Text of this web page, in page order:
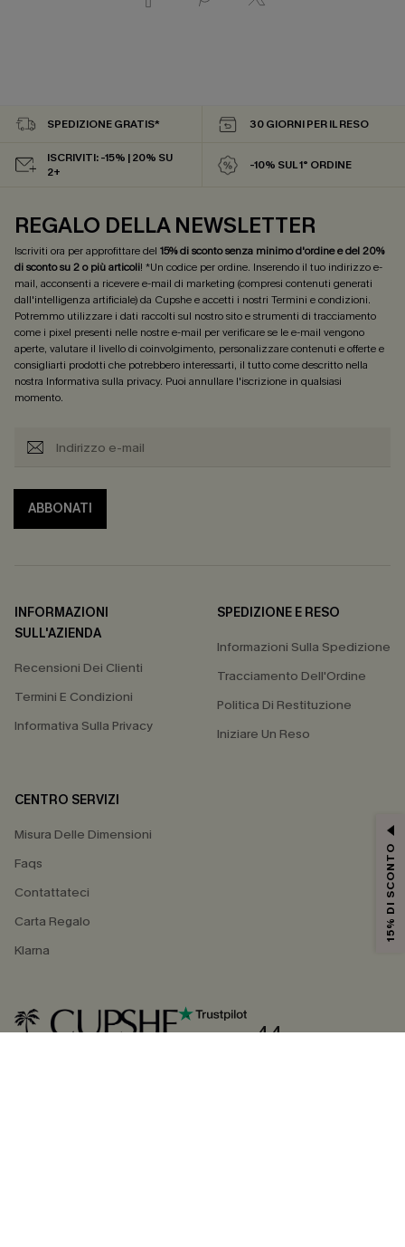
SPEDIZIONE GRATIS* 30 GIORNI PER IL RESO
ISCRIVITI: -15% | 20% SU
2+
-10% SUL 1° ORDINE
REGALO DELLA NEWSLETTER
Iscriviti ora per approfittare del 15% di sconto senza minimo d'ordine e del 20%
di sconto su 2 o più articoli! *Un codice per ordine. Inserendo il tuo indirizzo e-
mail, acconsenti a ricevere e-mail di marketing (compresi contenuti generati
dall'intelligenza artificiale) da Cupshe e accetti i nostri Termini e condizioni.
Potremmo utilizzare i dati raccolti sul nostro sito e strumenti di tracciamento
come i pixel presenti nelle nostre e-mail per verificare se le e-mail vengono
aperte, valutare il livello di coinvolgimento, personalizzare contenuti e offerte e
consigliarti prodotti che potrebbero interessarti, il tutto come descritto nella
nostra Informativa sulla privacy. Puoi annullare l'iscrizione in qualsiasi
momento.
ABBONATI
INFORMAZIONI
SULL'AZIENDA
Recensioni Dei Clienti
Termini E Condizioni
Informativa Sulla Privacy
SPEDIZIONE E RESO
Informazioni Sulla Spedizione
Tracciamento Dell'Ordine
Politica Di Restituzione
Iniziare Un Reso
CENTRO SERVIZI
Misura Delle Dimensioni
Faqs
Contattateci
Carta Regalo
Klarna
4.4
15% DI SCONTO